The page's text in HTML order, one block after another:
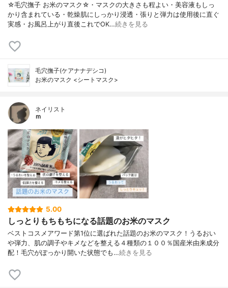
☆毛穴撫子 お米のマスク☆・マスクの大きさも程よい・美容液もしっ
かり含まれている・乾燥肌にしっかり浸透・張りと弾力は使用後に直ぐ
実感・お風呂上がり直後これでOK…続きを見る
毛穴撫子(ケアナナデシコ)
お米のマスク <シートマスク>
ネイリスト
ｍ
5.00
しっとりもちもちになる話題のお米のマスク
ベストコスメアワード第1位に選ばれた話題のお米のマスク！うるおい
や弾力、肌の調子やキメなどを整える４種類の１００％国産米由来成分
配！毛穴がぽっかり開いた状態でも…続きを見る